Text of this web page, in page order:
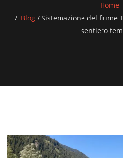
Home
Blog / Sistemazione del fiume
sentiero